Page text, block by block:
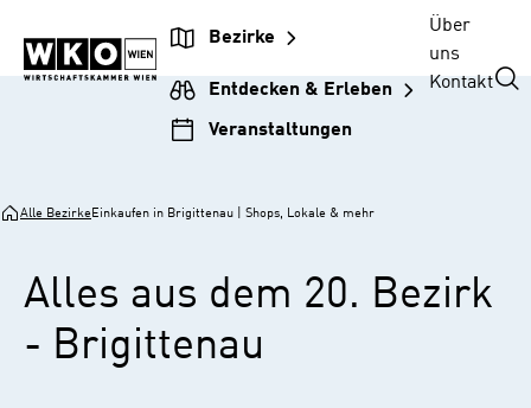
Unternehmensnavigation
springen
Inhalt
springen
Hauptnavigation
springen
Footer
springen
Bezirke
Entdecken & Erleben
Veranstaltungen
Über
uns
Kontakt
Alle BezirkeEinkaufen in Brigittenau | Shops, Lokale & mehr
Alles aus dem 20. Bezirk
- Brigittenau